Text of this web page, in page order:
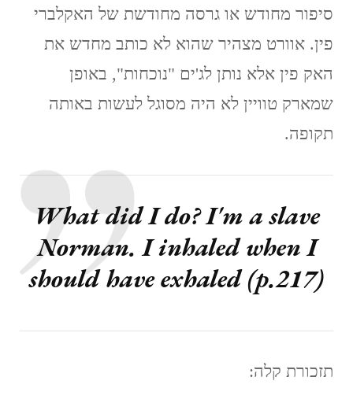
סיפור מחודש או גרסה מחודשת של האקלברי
פין. אוורט מצהיר שהוא לא כותב מחדש את
האק פין אלא נותן לג'ים "נוכחות", באופן
שמארק טוויין לא היה מסוגל לעשות באותה
תקופה.
What did I do? I'm a slave
Norman. I inhaled when I
should have exhaled (p.217)
תזכורת קלה: